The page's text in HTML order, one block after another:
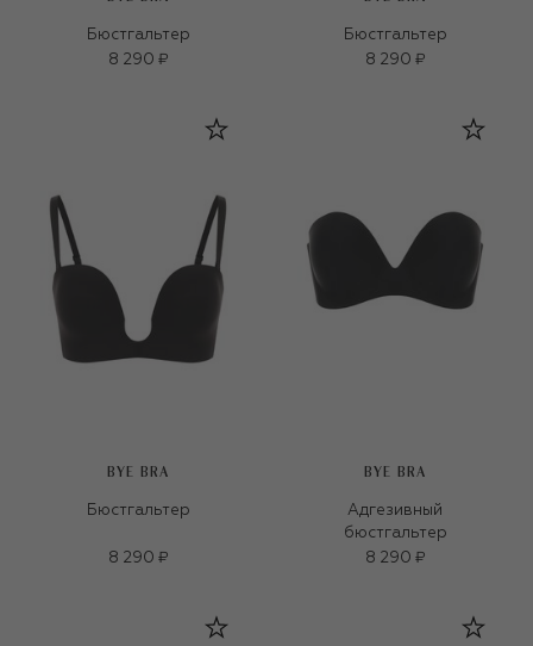
Бюстгальтер
8 290 ₽
Бюстгальтер
8 290 ₽
BYE BRA
Бюстгальтер
8 290 ₽
BYE BRA
Адгезивный
бюстгальтер
8 290 ₽